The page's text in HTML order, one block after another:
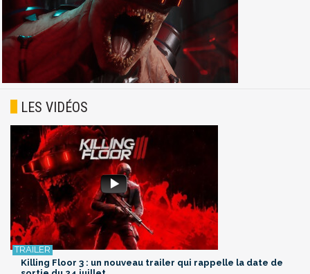
LES VIDÉOS
Killing Floor 3 : un nouveau trailer qui rappelle la date de